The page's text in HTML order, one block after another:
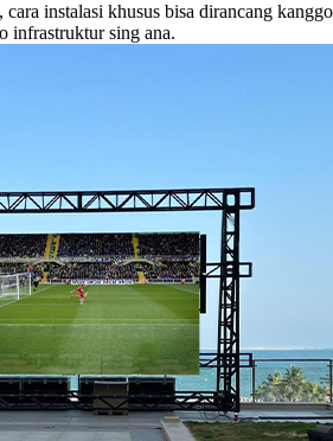
cara instalasi khusus bisa dirancang
infrastruktur sing ana.